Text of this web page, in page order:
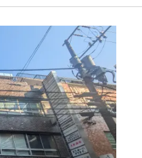
埼玉のクリニックを探す
ス移転に関するお役立ちコンテンツ
ベンチャー.jp